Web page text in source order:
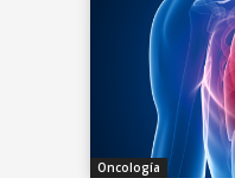
Oncología